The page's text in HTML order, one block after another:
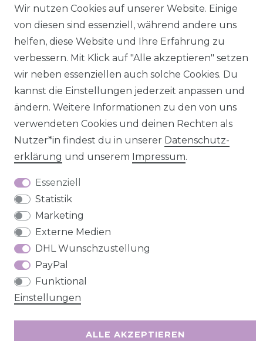
Wir nutzen Cookies auf unserer Website. Einige
von diesen sind essenziell, während andere uns
helfen, diese Website und Ihre Erfahrung zu
verbessern. Mit Klick auf "Alle akzeptieren" setzen
wir neben essenziellen auch solche Cookies. Du
kannst die Einstellungen jederzeit anpassen und
ändern. Weitere Informationen zu den von uns
verwendeten Cookies und deinen Rechten als
Nutzer*in findest du in unserer Daten­schutz­
erklärung und unserem Impressum.
Essenziell
Statistik
Marketing
Externe Medien
DHL Wunschzustellung
PayPal
Funktional
Einstellungen
ALLE AKZEPTIEREN
Impressum Daten­schutz­erklärung AGB
Barrierefreiheitserklärung Widerrufs­recht